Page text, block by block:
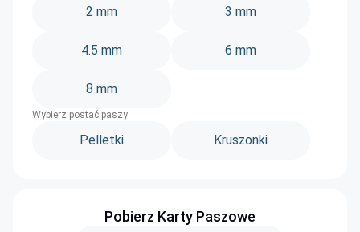
2 mm 3 mm
4.5 mm 6 mm
8 mm
Wybierz postać paszy
Pelletki Kruszonki
Pobierz Karty Paszowe